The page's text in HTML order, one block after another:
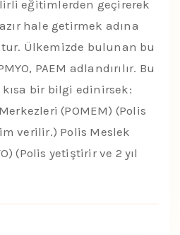
eğitimlerden geçirerek
hale getirmek adına
Ülkemizde bulunan bu
PAEM adlandırılır. Bu
bir bilgi edinirsek:
(POMEM) (Polis
verilir.) Polis Meslek
(Polis yetiştirir ve 2 yıl